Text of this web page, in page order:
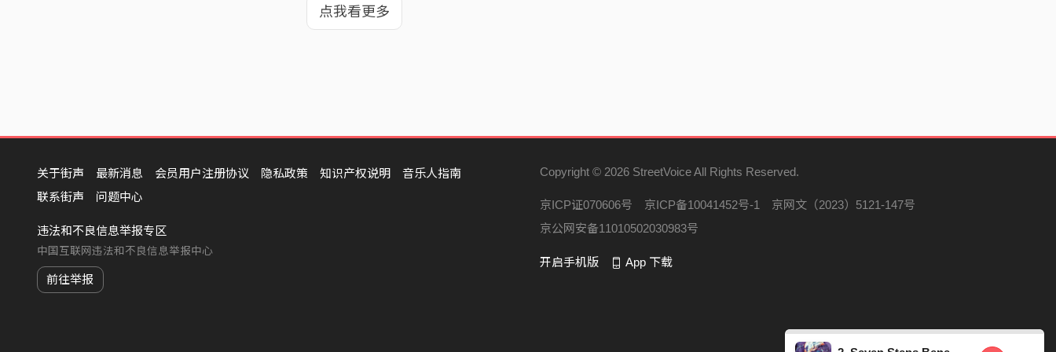
点我看更多
关于街声 最新消息 会员用户注册协议 隐私政策 知识产权说明
音乐人指南
联系街声
问题中心
违法和不良信息举报专区
中国互联网违法和不良信息举报中心
前往举报
Copyright © 2026 StreetVoice All Rights Reserved.
京ICP证070606号 京ICP备10041452号-1
京网文（2023）5121-147号
京公网安备11010502030983号
开启手机版 App 下载